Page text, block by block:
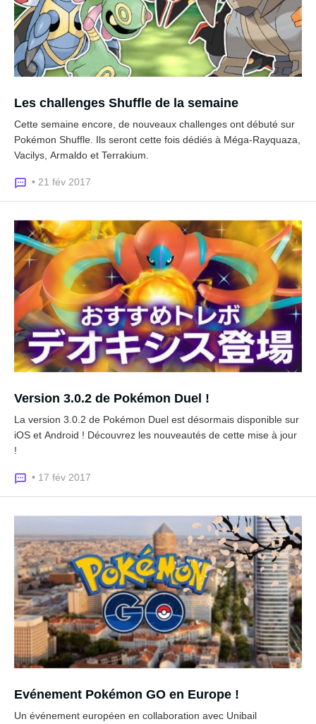
Les challenges Shuffle de la semaine
Cette semaine encore, de nouveaux challenges ont débuté sur
Pokémon Shuffle. Ils seront cette fois dédiés à Méga-Rayquaza,
Vacilys, Armaldo et Terrakium.
• 21 fév 2017
Version 3.0.2 de Pokémon Duel !
La version 3.0.2 de Pokémon Duel est désormais disponible sur
iOS et Android ! Découvrez les nouveautés de cette mise à jour
!
• 17 fév 2017
Evénement Pokémon GO en Europe !
Un événement européen en collaboration avec Unibail